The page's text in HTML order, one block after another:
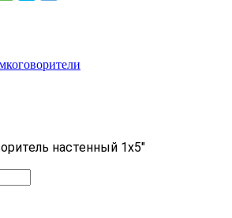
настенный 1х5"